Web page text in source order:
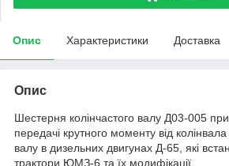
Опис Характеристики Доставка
Опис
Шестерня колінчастого валу Д03-005
передачі крутного моменту від
валу в дизельних двигунах Д-65, які
трактори ЮМЗ-6 та їх модифікації.